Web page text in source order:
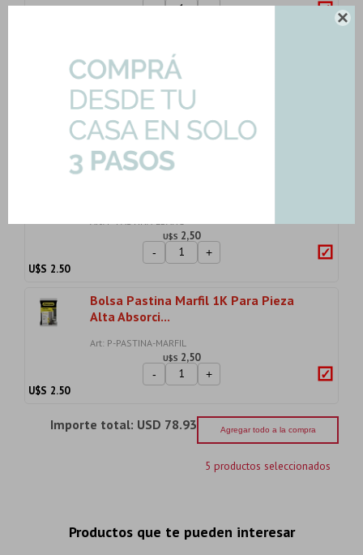

- +
Bolsa Pastina De Alta Absorcion Color
Marron 1K
Art: P-PASTINA-MARRON
2,50
- +
U$S 2,50
- +
U$S 2.50
Bolsa Pastina Marfil 1K Para Pieza
Alta Absorci...
Art: P-PASTINA-MARFIL
U$S 2,50
- +
U$S 2.50
Importe total: USD 78.93 Agregar todo a la compra
5 productos seleccionados
Productos que te pueden interesar